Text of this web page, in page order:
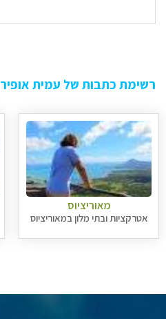
רשימת כתבות של עמית אופיר
מאוריציוס
אטרקציות ובתי מלון במאוריציוס